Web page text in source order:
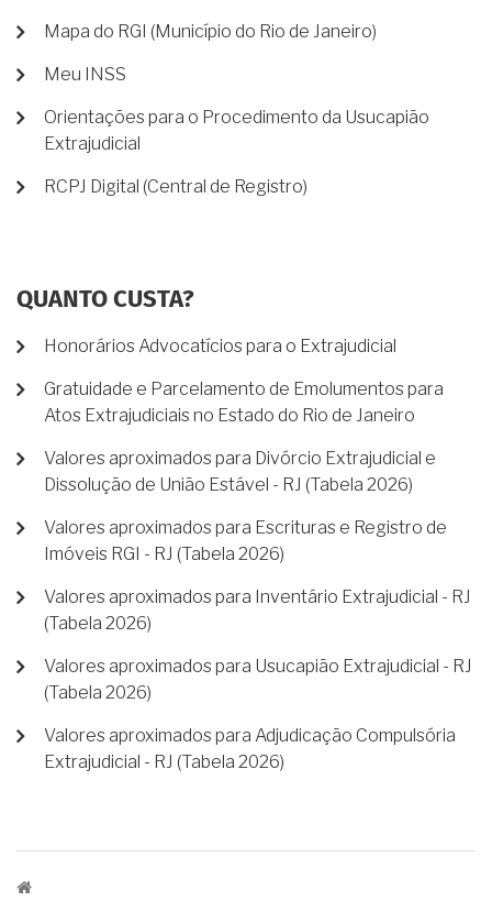
Mapa do RGI (Município do Rio de Janeiro)
Meu INSS
Orientações para o Procedimento da Usucapião
Extrajudicial
RCPJ Digital (Central de Registro)
QUANTO CUSTA?
Honorários Advocatícios para o Extrajudicial
Gratuidade e Parcelamento de Emolumentos para
Atos Extrajudiciais no Estado do Rio de Janeiro
Valores aproximados para Divórcio Extrajudicial e
Dissolução de União Estável - RJ (Tabela 2026)
Valores aproximados para Escrituras e Registro de
Imóveis RGI - RJ (Tabela 2026)
Valores aproximados para Inventário Extrajudicial - RJ
(Tabela 2026)
Valores aproximados para Usucapião Extrajudicial - RJ
(Tabela 2026)
Valores aproximados para Adjudicação Compulsória
Extrajudicial - RJ (Tabela 2026)
TRILHA